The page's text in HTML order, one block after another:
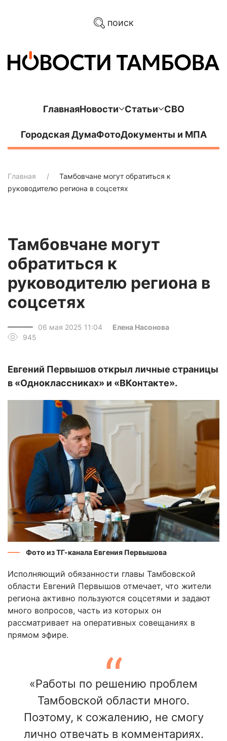
поиск
ГлавнаяНовости Статьи СВО
Городская ДумаФотоДокументы и МПА
Главная
Тамбовчане могут обратиться к
руководителю региона в соцсетях
Тамбовчане могут
обратиться к
руководителю региона в
соцсетях
06 мая 2025 11:04
Елена Насонова
945
Евгений Первышов открыл личные страницы
в «Одноклассниках» и «ВКонтакте».
Фото из ТГ-канала Евгения Первышова
Исполняющий обязанности главы Тамбовской
области Евгений Первышов отмечает, что жители
региона активно пользуются соцсетями и задают
много вопросов, часть из которых он
рассматривает на оперативных совещаниях в
прямом эфире.
«Работы по решению проблем
Тамбовской области много.
Поэтому, к сожалению, не смогу
лично отвечать в комментариях.